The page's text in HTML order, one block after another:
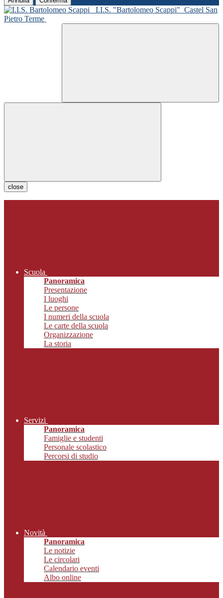
I.I.S. "Bartolomeo Scappi" Castel San
Pietro Terme
close
Scuola
Panoramica
Presentazione
I luoghi
Le persone
I numeri della scuola
Le carte della scuola
Organizzazione
La storia
Servizi
Panoramica
Famiglie e studenti
Personale scolastico
Percorsi di studio
Novità
Panoramica
Le notizie
Le circolari
Calendario eventi
Albo online